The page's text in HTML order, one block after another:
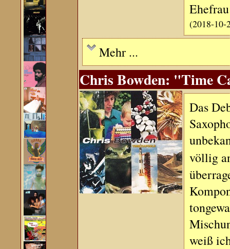
(2018-10-
Mehr ...
Chris Bowden: "Time
Das
völlig
weiß